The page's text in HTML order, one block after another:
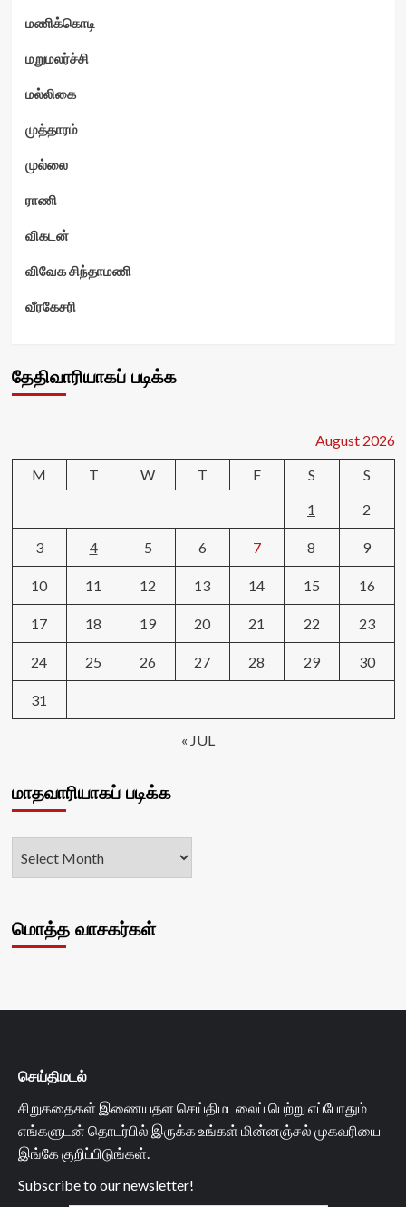
மணிக்கொடி
மறுமலர்ச்சி
மல்லிகை
முத்தாரம்
முல்லை
ராணி
விகடன்
விவேக சிந்தாமணி
வீரகேசரி
தேதிவாரியாகப் படிக்க
August 2026
M
T W T F S
S
1
2
3 4 5 6 7 8 9
10 11 12 13 14 15 16
17 18 19 20 21 22 23
24 25 26 27 28 29 30
31
« JUL
மாதவாரியாகப் படிக்க
மொத்த வாசகர்கள்
செய்திமடல்
சிறுகதைகள் இணையதள செய்திமடலைப் பெற்று எப்போதும்
எங்களுடன் தொடர்பில் இருக்க உங்கள் மின்னஞ்சல் முகவரியை
இங்கே குறிப்பிடுங்கள்.
Subscribe to our newsletter!